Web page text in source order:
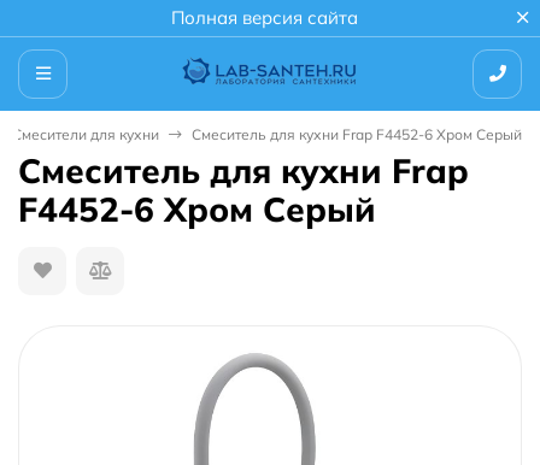
Полная версия сайта
Смесители для кухни Смеситель для кухни Frap F4452-6 Хром Серый
Смеситель для кухни Frap
F4452-6 Хром Серый